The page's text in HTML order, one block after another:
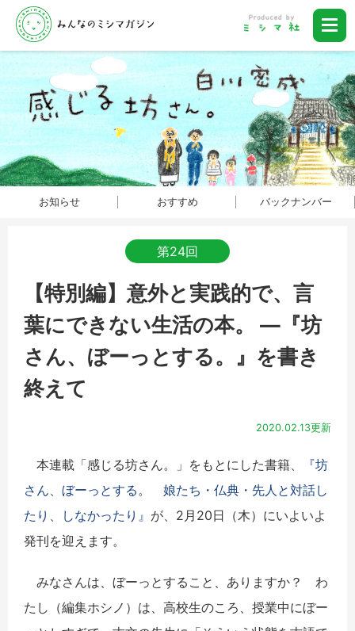
お知らせ おすすめ バックナンバー
第24回
【特別編】意外と実践的で、言
葉にできない生活の本。 ―『坊
さん、ぼーっとする。』を書き
終えて
2020.02.13更新
本連載「感じる坊さん。」をもとにした書籍、
『坊
さん、ぼーっとする。 娘たち・仏典・先人と対話し
たり、しなかったり』 が、2月20日（木）にいよいよ
発刊を迎えます。
みなさんは、ぼーっとすること、ありますか？ わ
たし（編集ホシノ）は、高校生のころ、授業中にぼー